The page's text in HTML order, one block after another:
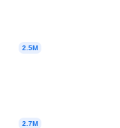
2.5M
2.7M